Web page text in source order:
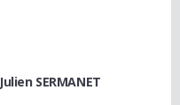
Julien SERMANET